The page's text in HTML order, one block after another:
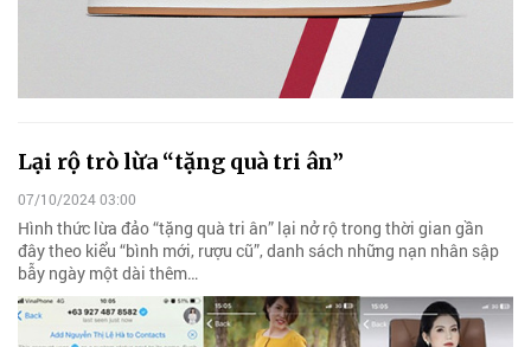
Lại rộ trò lừa “tặng quà tri ân”
07/10/2024 03:00
Hình thức lừa đảo “tặng quà tri ân” lại nở rộ trong thời gian gần
đây theo kiểu “bình mới, rượu cũ”, danh sách những nạn nhân sập
bẫy ngày một dài thêm…